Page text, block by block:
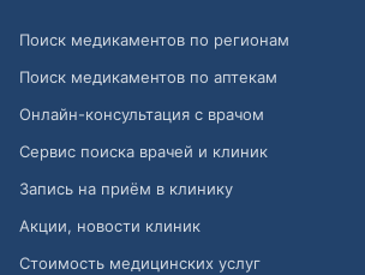
Поиск медикаментов по регионам
Поиск медикаментов по аптекам
Онлайн-консультация с врачом
Сервис поиска врачей и клиник
Запись на приём в клинику
Акции, новости клиник
Стоимость медицинских услуг